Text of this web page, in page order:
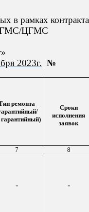
в рамках контракта
ЦГМС
»
2023г. №
ремонта
гарантийный)
Сроки
исполнения
заявок
7 8
- -